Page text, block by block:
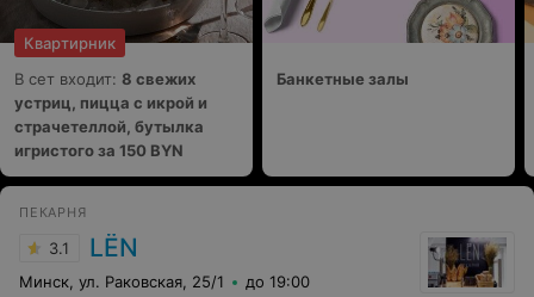
Квартирник
В сет входит: 8 свежих
устриц, пицца с икрой и
страчетеллой, бутылка
игристого за 150 BYN
Банкетные залы
ПЕКАРНЯ
3.1 LЁN
Минск, ул. Раковская, 25/1 до 19:00